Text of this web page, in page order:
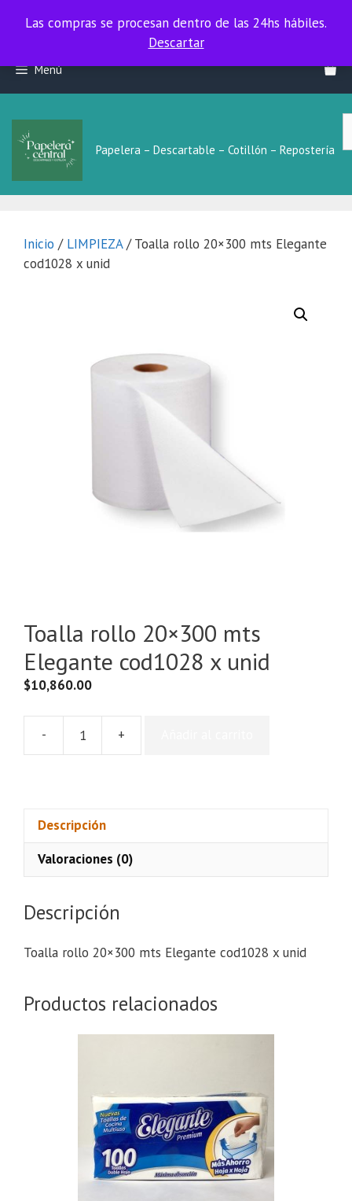
Las compras se procesan dentro de las 24hs hábiles.
Las compras se procesan dentro de las 24hs hábiles.
Descartar
contenido
Menú
Papelera – Descartable – Cotillón – Repostería
Inicio / LIMPIEZA/ Toalla rollo 20×300 mts Elegante
cod1028 x unid
Toalla rollo 20×300 mts
Elegante cod1028 x unid
$10,860.00
-
cod1028
unid
+
Descripción
Valoraciones (0)
Descripción
Toalla rollo 20×300 mts Elegante cod1028 x unid
Productos relacionados